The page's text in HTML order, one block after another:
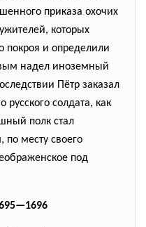
приказа охочих
которых
и определили
надел иноземный
Пётр заказал
русского солдата, как
полк стал
месту своего
под